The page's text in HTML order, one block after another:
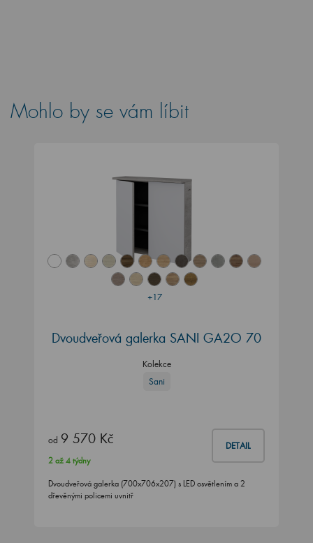
Mohlo by se vám líbit
+17
Dvoudveřová galerka SANI GA2O 70
Kolekce
Sani
od 9 570 Kč DETAIL
2 až 4 týdny
Dvoudveřová galerka (700x706x207) s LED osvětlením a 2
dřevěnými policemi uvnitř